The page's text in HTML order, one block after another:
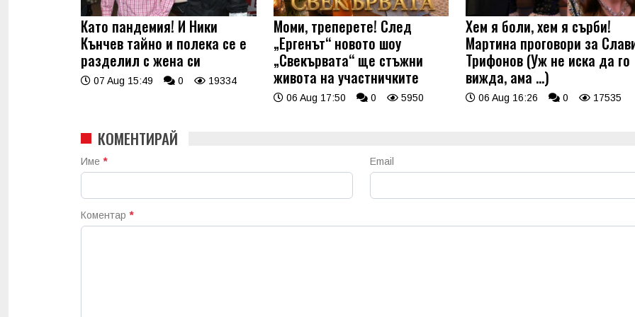
Като пандемия! И Ники
Кънчев тайно и полека се е
разделил с жена си
07 Aug 15:49 0 19334
Моми, треперете! След
„Ергенът“ новото шоу
„Свекървата“ ще стъжни
живота на участничките
06 Aug 17:50 0 5950
Хем я боли, хем я сърби!
Мартина проговори за
Трифонов (Уж не иска да го
вижда, ама …)
06 Aug 16:26 0 17535
КОМЕНТИРАЙ
Име * Email
Коментар *